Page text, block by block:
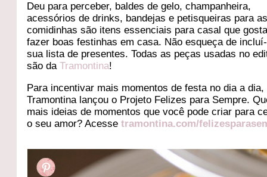
Deu para perceber, baldes de gelo, champanheira,
acessórios de drinks, bandejas e petisqueiras para
comidinhas são itens essenciais para casal que
fazer boas festinhas em casa. Não esqueça de
sua lista de presentes. Todas as peças usadas no
são daTramontina!
Para incentivar mais momentos de festa no dia a dia,
Tramontina lançou o Projeto Felizes para Sempre.
mais ideias de momentos que você pode criar para
o seu amor? Acessetramontina.com/